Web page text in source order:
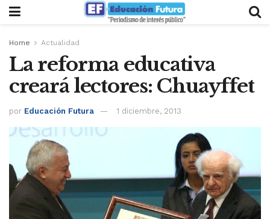
Home Actualidad
La reforma educativa
creará lectores: Chuayffet
por Educación Futura 1 diciembre, 2013